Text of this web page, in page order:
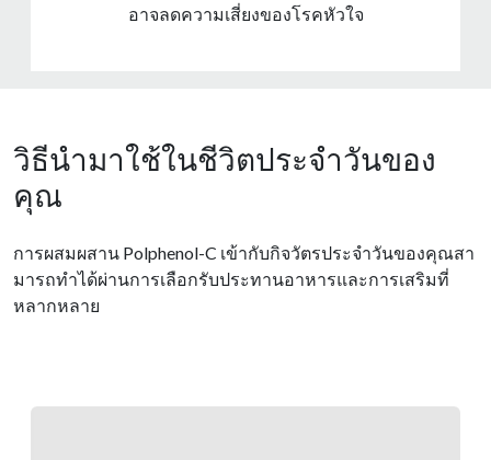
อาจลดความเสี่ยงของโรคหัวใจ
วิธีนำมาใช้ในชีวิตประจำวันของ
คุณ
การผสมผสาน Polphenol-C เข้ากับกิจวัตรประจําวันของคุณสา
มารถทําได้ผ่านการเลือกรับประทานอาหารและการเสริมที่
หลากหลาย